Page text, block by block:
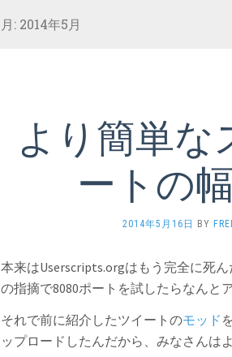
月: 2014年5月
より簡単な
ートの
2014年5月16日 BY
本来はUserscripts.orgはもう完全に死
の指摘で8080ポートを試したらなんと
それで前に紹介したツイートのモッド
ップロードしたんだから、みなさんは